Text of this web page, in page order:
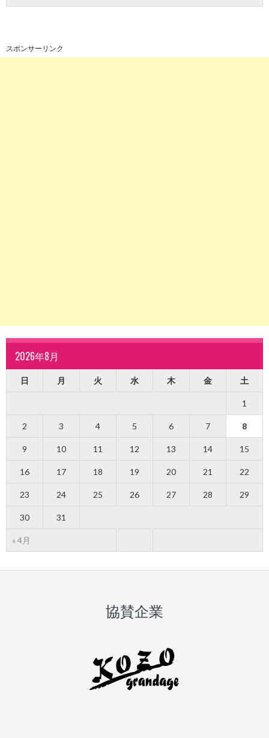
スポンサーリンク
2026年8月
日 月 火 水 木 金 土
« 4月
1
2 3 4 5 6 7 8
9 10 11 12 13 14 15
16 17 18 19 20 21 22
23 24 25 26 27 28 29
30 31
協賛企業